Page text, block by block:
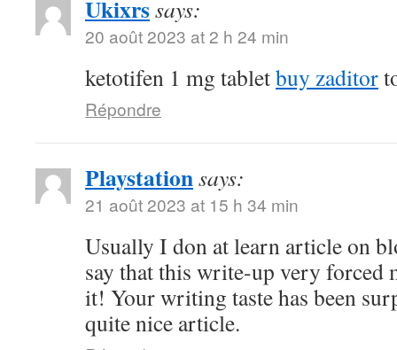
Ukixrssays:
20 août 2023 at 2 h 24 min
ketotifen 1 mg tabletbuy zaditor
Répondre
Playstationsays:
21 août 2023 at 15 h 34 min
Usually I don at learn article on
say that this write-up very forced
it! Your writing taste has been
quite nice article.